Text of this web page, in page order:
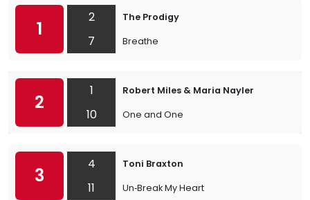
1
2
7
The Prodigy
Breathe
2
1
10
Robert Miles & Maria Nayler
One and One
3
4
11
Toni Braxton
Un‐Break My Heart